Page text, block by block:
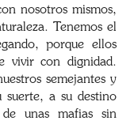
nosotros mismos,
Tenemos el
porque ellos
vivir con dignidad.
semejantes y
suerte, a su destino
unas mafias sin